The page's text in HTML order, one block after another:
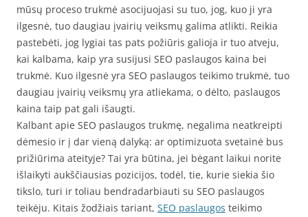
mūsų proceso trukmė asocijuojasi su tuo, jog, kuo ji yra
ilgesnė, tuo daugiau įvairių veiksmų galima atlikti. Reikia
pastebėti, jog lygiai tas pats požiūris galioja ir tuo atveju,
kai kalbama, kaip yra susijusi SEO paslaugos kaina bei
trukmė. Kuo ilgesnė yra SEO paslaugos teikimo trukmė, tuo
daugiau įvairių veiksmų yra atliekama, o dėlto, paslaugos
kaina taip pat gali išaugti.
Kalbant apie SEO paslaugos trukmę, negalima neatkreipti
dėmesio ir į dar vieną dalyką: ar optimizuota svetainė bus
prižiūrima ateityje? Tai yra būtina, jei bėgant laikui norite
išlaikyti aukščiausias pozicijos, todėl, tie, kurie siekia šio
tikslo, turi ir toliau bendradarbiauti su SEO paslaugos
teikėju. Kitais žodžiais tariant, SEO paslaugos teikimo